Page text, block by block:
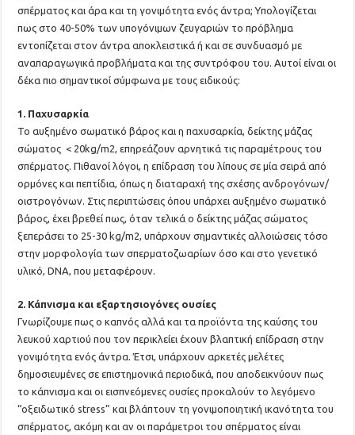
σπέρματος και άρα και τη γονιμότητα ενός άντρα; Υπολογίζεται
πως στο 40-50% των υπογόνιμων ζευγαριών το πρόβλημα
εντοπίζεται στον άντρα αποκλειστικά ή και σε συνδυασμό με
αναπαραγωγικά προβλήματα και της συντρόφου του. Αυτοί είναι οι
δέκα πιο σημαντικοί σύμφωνα με τους ειδικούς:
1. Παχυσαρκία
Το αυξημένο σωματικό βάρος και η παχυσαρκία, δείκτης μάζας
σώματος < 20kg/m2, επηρεάζουν αρνητικά τις παραμέτρους του
σπέρματος. Πιθανοί λόγοι, η επίδραση του λίπους σε μία σειρά από
ορμόνες και πεπτίδια, όπως η διαταραχή της σχέσης ανδρογόνων/
οιστρογόνων. Στις περιπτώσεις όπου υπάρχει αυξημένο σωματικό
βάρος, έχει βρεθεί πως, όταν τελικά ο δείκτης μάζας σώματος
ξεπεράσει το 25-30 kg/m2, υπάρχουν σημαντικές αλλοιώσεις τόσο
στην μορφολογία των σπερματοζωαρίων όσο και στο γενετικό
υλικό, DNA, που μεταφέρουν.
2. Κάπνισμα και εξαρτησιογόνες ουσίες
Γνωρίζουμε πως ο καπνός αλλά και τα προϊόντα της καύσης του
λευκού χαρτιού που τον περικλείει έχουν βλαπτική επίδραση στην
γονιμότητα ενός άντρα. Έτσι, υπάρχουν αρκετές μελέτες
δημοσιευμένες σε επιστημονικά περιοδικά, που αποδεικνύουν πως
το κάπνισμα και οι εισπνεόμενες ουσίες προκαλούν το λεγόμενο
“οξειδωτικό stress” και βλάπτουν τη γονιμοποιητική ικανότητα του
σπέρματος, ακόμη και αν οι παράμετροι του σπέρματος είναι